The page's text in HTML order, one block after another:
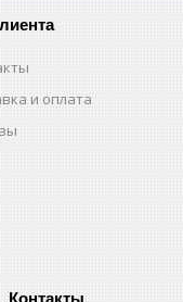
и оплата